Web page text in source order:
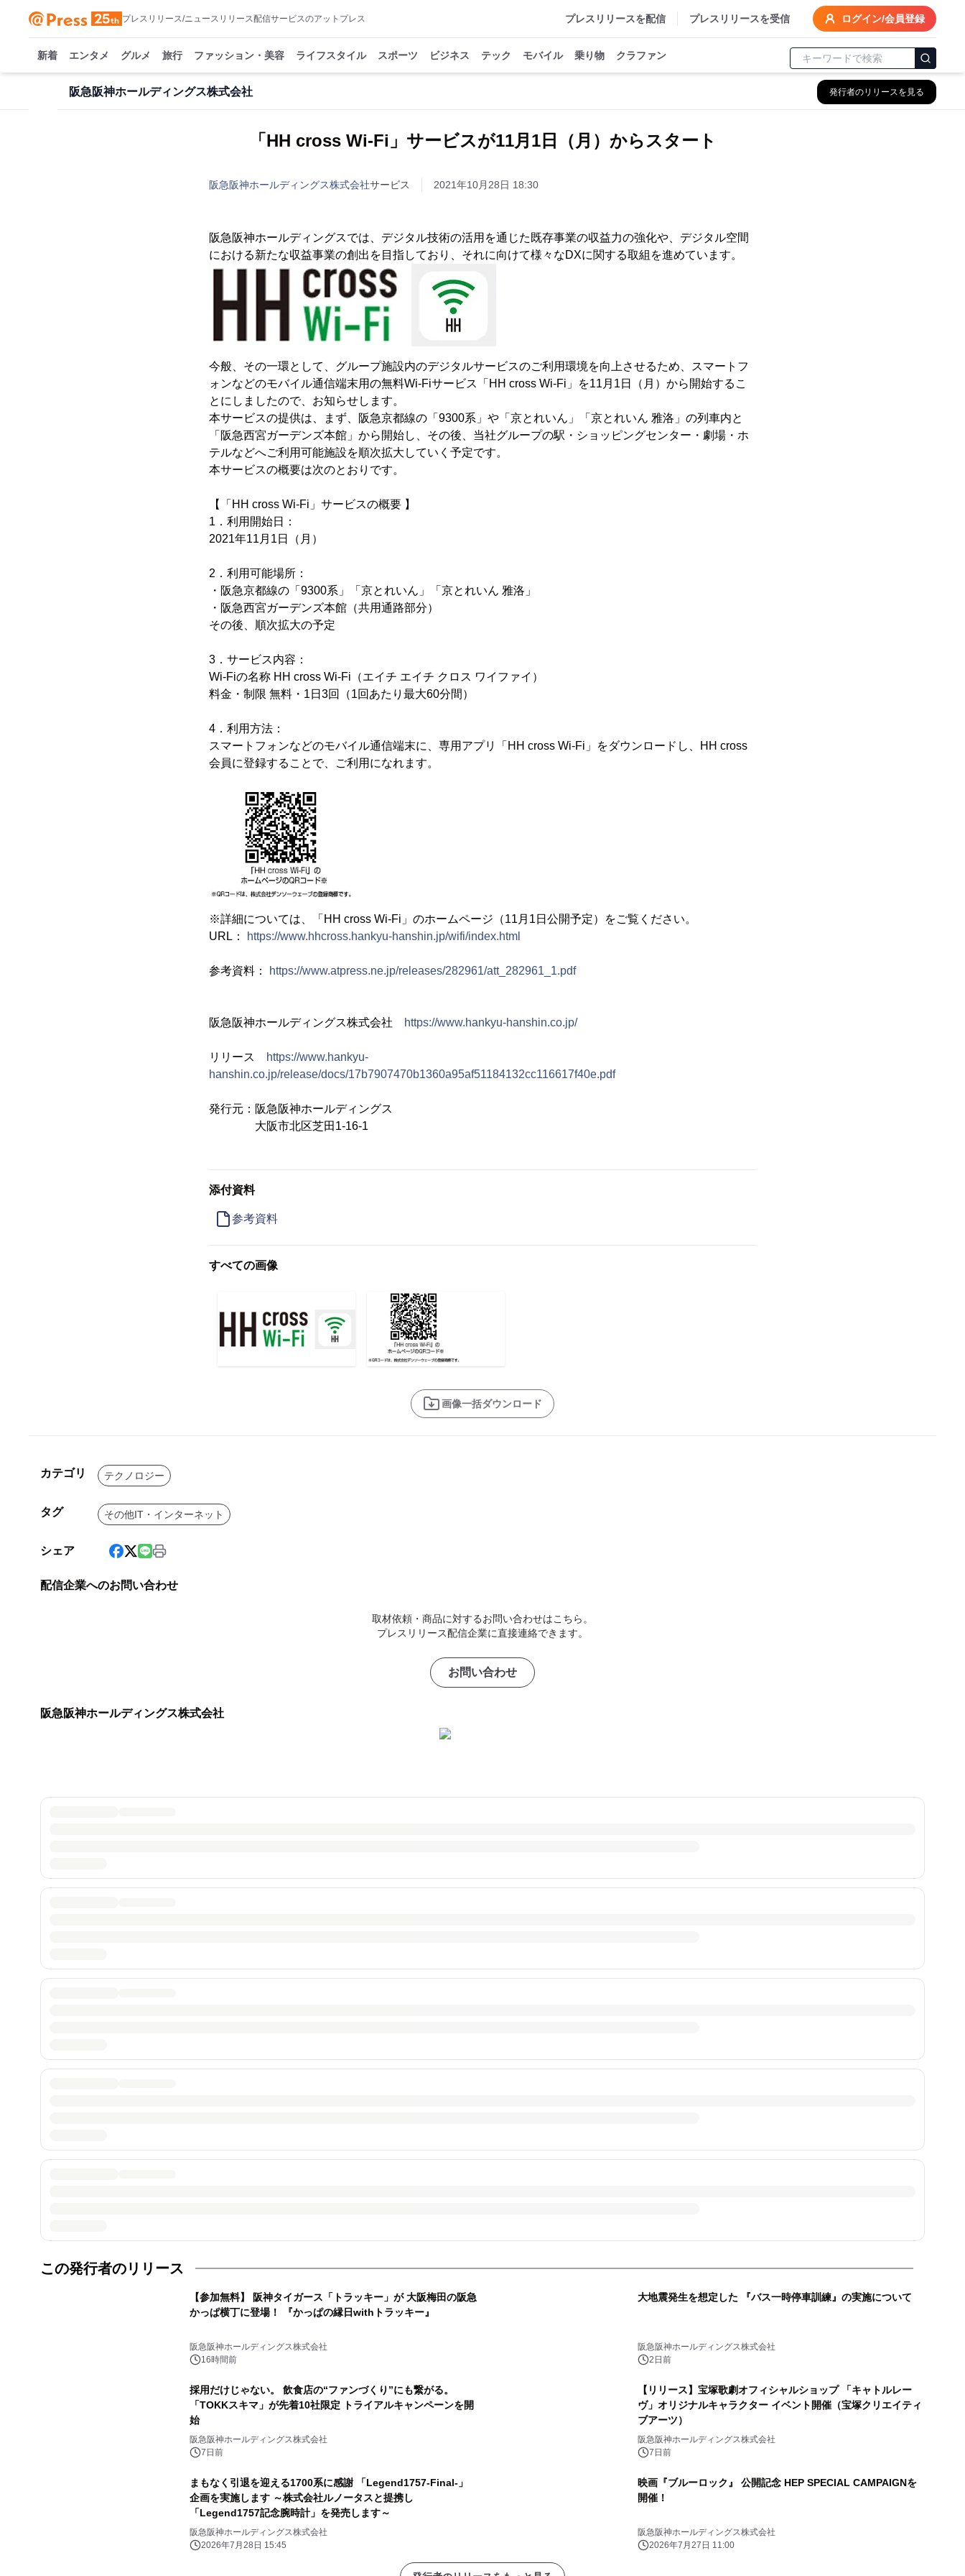
プレスリリース/ニュースリリース配信サービスのアットプレス プレスリリースを配信 プレスリリースを受信 ログイン/会員登録
新着 エンタメ グルメ 旅行 ファッション・美容 ライフスタイル スポーツ ビジネス テック モバイル 乗り物 クラファン
阪急阪神ホールディングス株式会社 発行者のリリースを見る
「HH cross Wi-Fi」サービスが11月1日（月）からスタート
阪急阪神ホールディングス株式会社サービス 2021年10月28日 18:30
阪急阪神ホールディングスでは、デジタル技術の活用を通じた既存事業の収益力の強化や、デジタル空間
における新たな収益事業の創出を目指しており、それに向けて様々なDXに関する取組を進めています。
今般、その一環として、グループ施設内のデジタルサービスのご利用環境を向上させるため、スマートフ
ォンなどのモバイル通信端末用の無料Wi-Fiサービス「HH cross Wi-Fi」を11月1日（月）から開始するこ
とにしましたので、お知らせします。
本サービスの提供は、まず、阪急京都線の「9300系」や「京とれいん」「京とれいん 雅洛」の列車内と
「阪急西宮ガーデンズ本館」から開始し、その後、当社グループの駅・ショッピングセンター・劇場・ホ
テルなどへご利用可能施設を順次拡大していく予定です。
本サービスの概要は次のとおりです。
【「HH cross Wi-Fi」サービスの概要 】
1．利用開始日：
2021年11月1日（月）
2．利用可能場所：
・阪急京都線の「9300系」「京とれいん」「京とれいん 雅洛」
・阪急西宮ガーデンズ本館（共用通路部分）
その後、順次拡大の予定
3．サービス内容：
Wi-Fiの名称 HH cross Wi-Fi（エイチ エイチ クロス ワイファイ）
料金・制限 無料・1日3回（1回あたり最大60分間）
4．利用方法：
スマートフォンなどのモバイル通信端末に、専用アプリ「HH cross Wi-Fi」をダウンロードし、HH cross
会員に登録することで、ご利用になれます。
※詳細については、「HH cross Wi-Fi」のホームページ（11月1日公開予定）をご覧ください。
URL：
https://www.hhcross.hankyu-hanshin.jp/wifi/index.html
参考資料： https://www.atpress.ne.jp/releases/282961/att_282961_1.pdf
阪急阪神ホールディングス株式会社 https://www.hankyu-hanshin.co.jp/
リリース
https://www.hankyu-
hanshin.co.jp/release/docs/17b7907470b1360a95af51184132cc116617f40e.pdf
発行元：阪急阪神ホールディングス
大阪市北区芝田1-16-1
添付資料
参考資料
すべての画像
画像一括ダウンロード
カテゴリ テクノロジー
タグ その他IT・インターネット
シェア
配信企業へのお問い合わせ
取材依頼・商品に対するお問い合わせはこちら。
プレスリリース配信企業に直接連絡できます。
お問い合わせ
阪急阪神ホールディングス株式会社
この発行者のリリース
【参加無料】 阪神タイガース「トラッキー」が 大阪梅田の阪急
かっぱ横丁に登場！ 『かっぱの縁日withトラッキー』
阪急阪神ホールディングス株式会社
16時間前
大地震発生を想定した 『バス一時停車訓練』の実施について
阪急阪神ホールディングス株式会社
2日前
採用だけじゃない。 飲食店の“ファンづくり”にも繋がる。
「TOKKスキマ」が先着10社限定 トライアルキャンペーンを開
始
阪急阪神ホールディングス株式会社
7日前
【リリース】宝塚歌劇オフィシャルショップ 「キャトルレー
ヴ」オリジナルキャラクター イベント開催（宝塚クリエイティ
ブアーツ）
阪急阪神ホールディングス株式会社
7日前
まもなく引退を迎える1700系に感謝 「Legend1757-Final-」
企画を実施します ～株式会社ルノータスと提携し
「Legend1757記念腕時計」を発売します～
阪急阪神ホールディングス株式会社
2026年7月28日 15:45
映画『ブルーロック』 公開記念 HEP SPECIAL CAMPAIGNを
開催！
阪急阪神ホールディングス株式会社
2026年7月27日 11:00